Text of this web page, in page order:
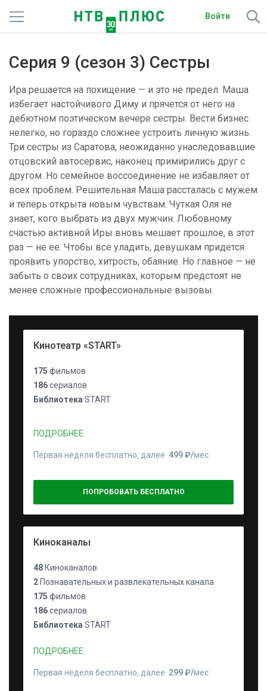
Войти
Фильмы и сериалы
Спорт
Подписки
Радио
Спутниковым абонентам
О сайте
Активировать промокод
Серия 9 (сезон 3) Сестры
Ира решается на похищение — и это не предел. Маша
избегает настойчивого Диму и прячется от него на
дебютном поэтическом вечере сестры. Вести бизнес
нелегко, но гораздо сложнее устроить личную жизнь.
Три сестры из Саратова, неожиданно унаследовавшие
отцовский автосервис, наконец примирились друг с
другом. Но семейное воссоединение не избавляет от
всех проблем. Решительная Маша рассталась с мужем
и теперь открыта новым чувствам. Чуткая Оля не
знает, кого выбрать из двух мужчин. Любовному
счастью активной Иры вновь мешает прошлое, в этот
раз — не ее. Чтобы все уладить, девушкам придется
проявить упорство, хитрость, обаяние. Но главное — не
забыть о своих сотрудниках, которым предстоят не
менее сложные профессиональные вызовы.
Кинотеатр «START»
175 фильмов
186сериалов
Библиотека START
ПОДРОБНЕЕ
Первая неделя бесплатно, далее 499 ₽⁠/⁠мес
ПОПРОБОВАТЬ БЕСПЛАТНО
Киноканалы
48 Киноканалов
2 Познавательных и развлекательных канала
175 фильмов
186сериалов
Библиотека START
ПОДРОБНЕЕ
Первая неделя бесплатно, далее 299 ₽⁠/⁠мес